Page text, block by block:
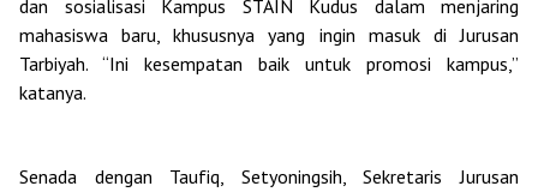
dan sosialisasi Kampus STAIN Kudus dalam menjaring
mahasiswa baru, khususnya yang ingin masuk di Jurusan
Tarbiyah. “Ini kesempatan baik untuk promosi kampus,”
katanya.
Senada dengan Taufiq, Setyoningsih, Sekretaris Jurusan